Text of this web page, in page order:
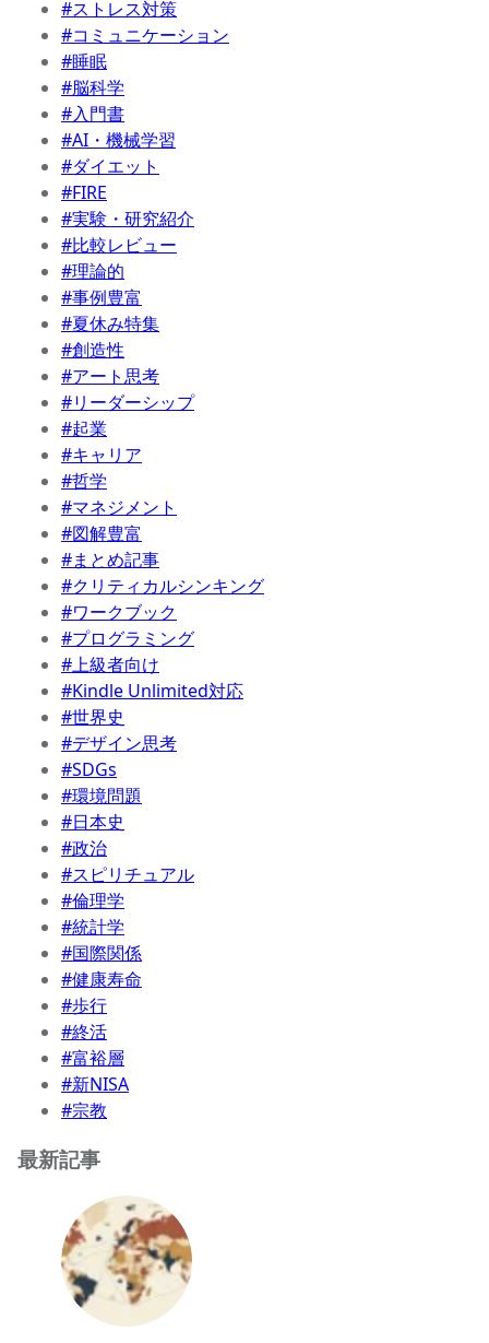
#ストレス対策
#コミュニケーション
#睡眠
#脳科学
#入門書
#AI・機械学習
#ダイエット
#FIRE
#実験・研究紹介
#比較レビュー
#理論的
#事例豊富
#夏休み特集
#創造性
#アート思考
#リーダーシップ
#起業
#キャリア
#哲学
#マネジメント
#図解豊富
#まとめ記事
#クリティカルシンキング
#ワークブック
#プログラミング
#上級者向け
#Kindle Unlimited対応
#世界史
#デザイン思考
#SDGs
#環境問題
#日本史
#政治
#スピリチュアル
#倫理学
#統計学
#国際関係
#健康寿命
#歩行
#終活
#富裕層
#新NISA
#宗教
最新記事